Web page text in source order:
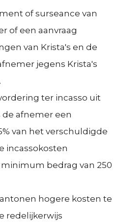
of surseance van
of een aanvraag
van Krista's en de
jegens Krista's
ter incasso uit
de afnemer een
van het verschuldigde
incassokosten
bedrag van 250
hogere kosten te
redelijkerwijs